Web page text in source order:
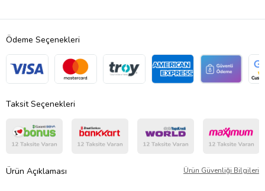
Ödeme Seçenekleri
Taksit Seçenekleri
Ürün Açıklaması Ürün Güvenliği Bilgileri